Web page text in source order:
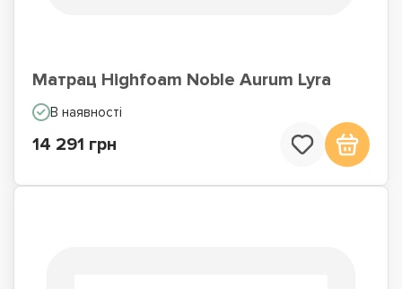
Матрац Highfoam Noble Aurum Lyra
В наявності
14 291 грн